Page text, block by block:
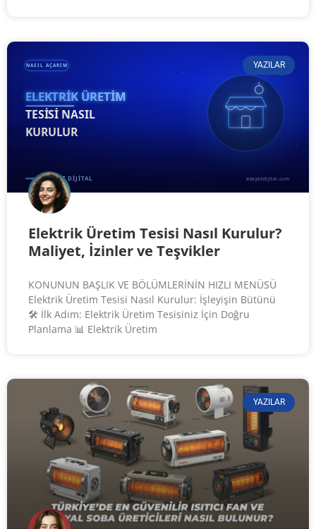
YAZILAR
Elektrik Üretim Tesisi Nasıl Kurulur?
Maliyet, İzinler ve Teşvikler
KONUNUN BAŞLIK VE BÖLÜMLERİNİN HIZLI MENÜSÜ
Elektrik Üretim Tesisi Nasıl Kurulur: İşleyişin Bütünü
🛠️ İlk Adım: Elektrik Üretim Tesisiniz İçin Doğru
Planlama 📊 Elektrik Üretim
YAZILAR